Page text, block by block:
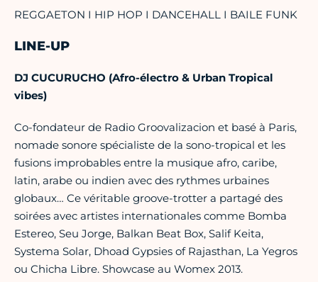
REGGAETON I HIP HOP I DANCEHALL I BAILE FUNK
LINE-UP
DJ CUCURUCHO (Afro-électro & Urban Tropical
vibes)
Co-fondateur de Radio Groovalizacion et basé à Paris,
nomade sonore spécialiste de la sono-tropical et les
fusions improbables entre la musique afro, caribe,
latin, arabe ou indien avec des rythmes urbaines
globaux… Ce véritable groove-trotter a partagé des
soirées avec artistes internationales comme Bomba
Estereo, Seu Jorge, Balkan Beat Box, Salif Keita,
Systema Solar, Dhoad Gypsies of Rajasthan, La Yegros
ou Chicha Libre. Showcase au Womex 2013.